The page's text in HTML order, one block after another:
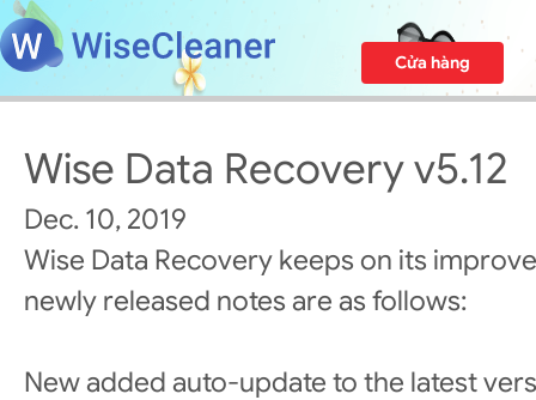
Cửa hàng
Wise Data Recovery v5.12
Dec. 10, 2019
Wise Data Recovery keeps on its
newly released notes are as follows:
New added auto-update to the latest